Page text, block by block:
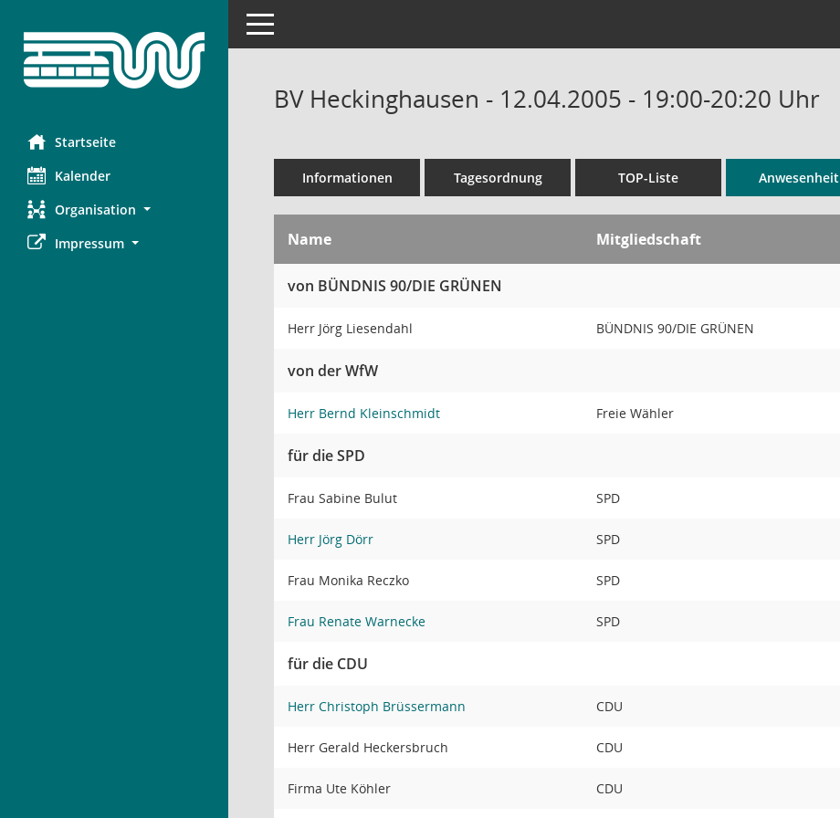
Startseite
Kalender
Organisation
Impressum
Toggle navigation
BV Heckinghausen - 12.04.2005 - 19:00-20:20 Uhr
Informationen Tagesordnung TOP-Liste Anwesenheit
Name Mitgliedschaft
von BÜNDNIS 90/DIE GRÜNEN
Herr Jörg Liesendahl BÜNDNIS 90/DIE GRÜNEN
von der WfW
Herr Bernd Kleinschmidt Freie Wähler
für die SPD
Frau Sabine Bulut SPD
Herr Jörg Dörr SPD
Frau Monika Reczko SPD
Frau Renate Warnecke SPD
für die CDU
Herr Christoph Brüssermann CDU
Herr Gerald Heckersbruch CDU
Firma Ute Köhler CDU